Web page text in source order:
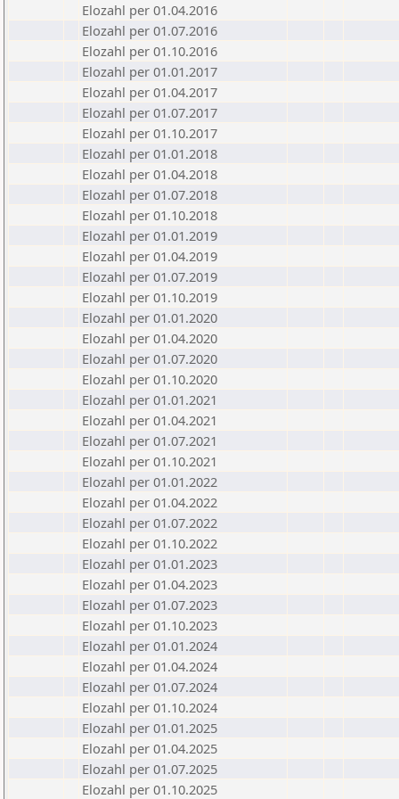
Elozahl per 01.04.2016
Elozahl per 01.07.2016
Elozahl per 01.10.2016
Elozahl per 01.01.2017
Elozahl per 01.04.2017
Elozahl per 01.07.2017
Elozahl per 01.10.2017
Elozahl per 01.01.2018
Elozahl per 01.04.2018
Elozahl per 01.07.2018
Elozahl per 01.10.2018
Elozahl per 01.01.2019
Elozahl per 01.04.2019
Elozahl per 01.07.2019
Elozahl per 01.10.2019
Elozahl per 01.01.2020
Elozahl per 01.04.2020
Elozahl per 01.07.2020
Elozahl per 01.10.2020
Elozahl per 01.01.2021
Elozahl per 01.04.2021
Elozahl per 01.07.2021
Elozahl per 01.10.2021
Elozahl per 01.01.2022
Elozahl per 01.04.2022
Elozahl per 01.07.2022
Elozahl per 01.10.2022
Elozahl per 01.01.2023
Elozahl per 01.04.2023
Elozahl per 01.07.2023
Elozahl per 01.10.2023
Elozahl per 01.01.2024
Elozahl per 01.04.2024
Elozahl per 01.07.2024
Elozahl per 01.10.2024
Elozahl per 01.01.2025
Elozahl per 01.04.2025
Elozahl per 01.07.2025
Elozahl per 01.10.2025